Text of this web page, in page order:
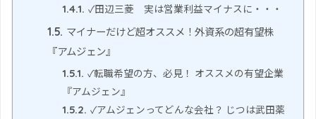
1.4.1. ✓田辺三菱 実は営業利益マイナスに・・・
1.5. マイナーだけど超オススメ！外資系の超有望株
『アムジェン』
1.5.1. ✓転職希望の方、必見！ オススメの有望企業
『アムジェン』
1.5.2. ✓アムジェンってどんな会社？ じつは武田薬